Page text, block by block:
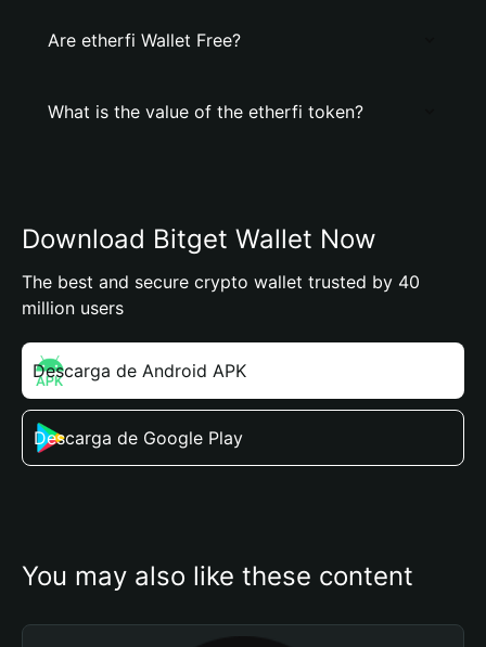
Are etherfi Wallet Free?
What is the value of the etherfi token?
Download Bitget Wallet Now
The best and secure crypto wallet trusted by 40
million users
Descarga de Android APK
Descarga de Google Play
You may also like these content